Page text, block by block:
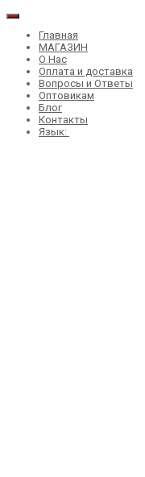
Главная
МАГАЗИН
О Нас
Оплата и доставка
Вопросы и Ответы
Оптовикам
Блог
Контакты
Язык: